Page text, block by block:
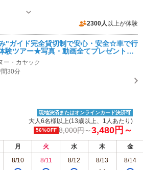
オキナワンサップ店舗前に駐車場あり
2300人 以上が体験
"ガイド完全貸切制で安心・安全☆車で行
験ツアー★写真・動画全てプレゼント★
ら車で30分好立地！
ー・カヤック
間30分
現地決済またはオンラインカード決済可
大人6名様以上(13歳以上、1人あたり)
56%OFF 8,000円～3,480円～
月 火 水 木
金
8/10 8/11 8/12 8/13 8/14